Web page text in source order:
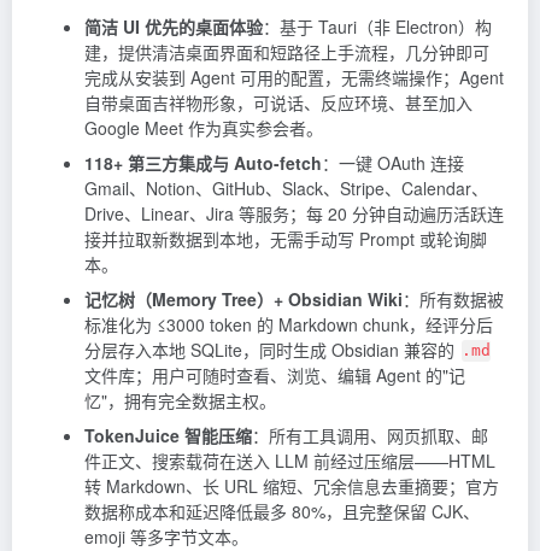
简洁 UI 优先的桌面体验：基于 Tauri（非 Electron）构
建，提供清洁桌面界面和短路径上手流程，几分钟即可
完成从安装到 Agent 可用的配置，无需终端操作；Agent
自带桌面吉祥物形象，可说话、反应环境、甚至加入
Google Meet 作为真实参会者。
118+ 第三方集成与 Auto-fetch：一键 OAuth 连接
Gmail、Notion、GitHub、Slack、Stripe、Calendar、
Drive、Linear、Jira 等服务；每 20 分钟自动遍历活跃连
接并拉取新数据到本地，无需手动写 Prompt 或轮询脚
本。
记忆树（Memory Tree）+ Obsidian Wiki：所有数据被
标准化为 ≤3000 token 的 Markdown chunk，经评分后
分层存入本地 SQLite，同时生成 Obsidian 兼容的
.md
文件库；用户可随时查看、浏览、编辑 Agent 的"记
忆"，拥有完全数据主权。
TokenJuice 智能压缩：所有工具调用、网页抓取、邮
件正文、搜索载荷在送入 LLM 前经过压缩层——HTML
转 Markdown、长 URL 缩短、冗余信息去重摘要；官方
数据称成本和延迟降低最多 80%，且完整保留 CJK、
emoji 等多字节文本。